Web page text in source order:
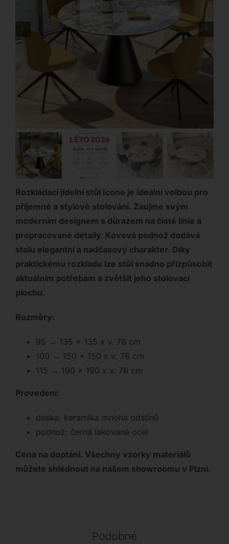
Rozkládací jídelní stůl Icone je ideální volbou pro
příjemné a stylové stolování. Zaujme svým
moderním designem s důrazem na čisté linie a
propracované detaily. Kovová podnož dodává
stolu elegantní a nadčasový charakter. Díky
praktickému rozkladu lze stůl snadno přizpůsobit
aktuálním potřebám a zvětšit jeho stolovací
plochu.
Rozměry:
95 → 135 x 135 x v. 76 cm
100 → 150 x 150 x v. 76 cm
115 → 190 x 190 x v. 76 cm
Provedení:
deska: keramika mnoha odstínů
podnož: černá lakovaná ocel
Cena na doptání. Všechny vzorky materiálů
můžete shlédnout na našem showroomu v Plzni.
Podobné